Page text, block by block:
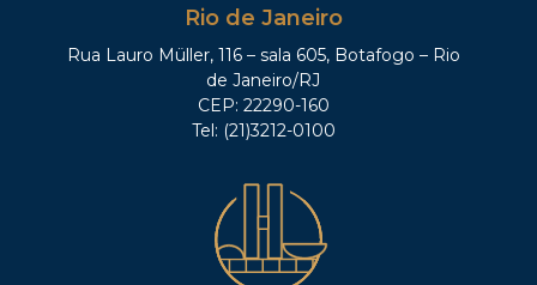
Rio de Janeiro
Rua Lauro Müller, 116 – sala 605, Botafogo – Rio
de Janeiro/RJ
CEP: 22290-160
Tel: (21)3212-0100